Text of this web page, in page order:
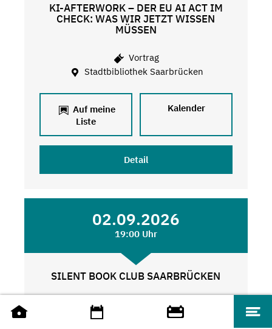
KI-AFTERWORK – DER EU AI ACT IM
CHECK: WAS WIR JETZT WISSEN
MÜSSEN
Vortrag
Stadtbibliothek Saarbrücken
Auf meine
Liste
Kalender
Detail
02.09.2026
19:00 Uhr
SILENT BOOK CLUB SAARBRÜCKEN
Weitere Angebote
Stadtbibliothek Saarbrücken